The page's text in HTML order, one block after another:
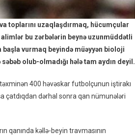
toplarını uzaqlaşdırmaq, hücumçular
bu zərbələrin beynə uzunmüddətli
vurmaq beyində müəyyən bioloji
olub-olmadığı hələ tam aydın deyil.
400 həvəskar futbolçunun iştirakı
çatdıqdan dərhal sonra qan nümunələri
qanında kəllə-beyin travmasının